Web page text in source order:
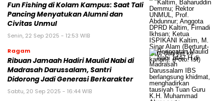
Fun Fishing di Kolam Kampus: Saat Tali
Pancing Menyatukan Alumni dan
Civitas Unmul
Senin, 22 Sep 2025 - 12:53 WIB
Ragam
Ribuan Jamaah Hadiri Maulid Nabi di
Madrasah Darussalam, Santri
Didorong Jadi Generasi Berkarakter
Sabtu, 20 Sep 2025 - 16:44 WIB